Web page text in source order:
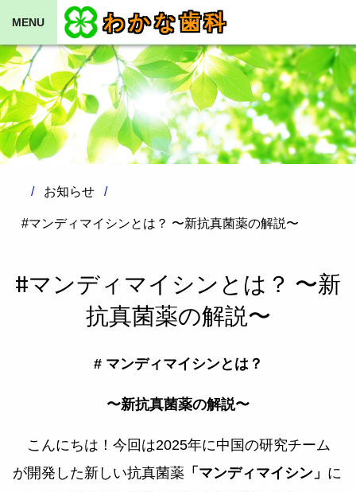
MENU わかな歯科
お知らせ
#マンディマイシンとは？ 〜新抗真菌薬の解説〜
#マンディマイシンとは？ 〜新
抗真菌薬の解説〜
# マンディマイシンとは？
〜新抗真菌薬の解説〜
こんにちは！今回は2025年に中国の研究チーム
が開発した新しい抗真菌薬 「マンディマイシン」 に